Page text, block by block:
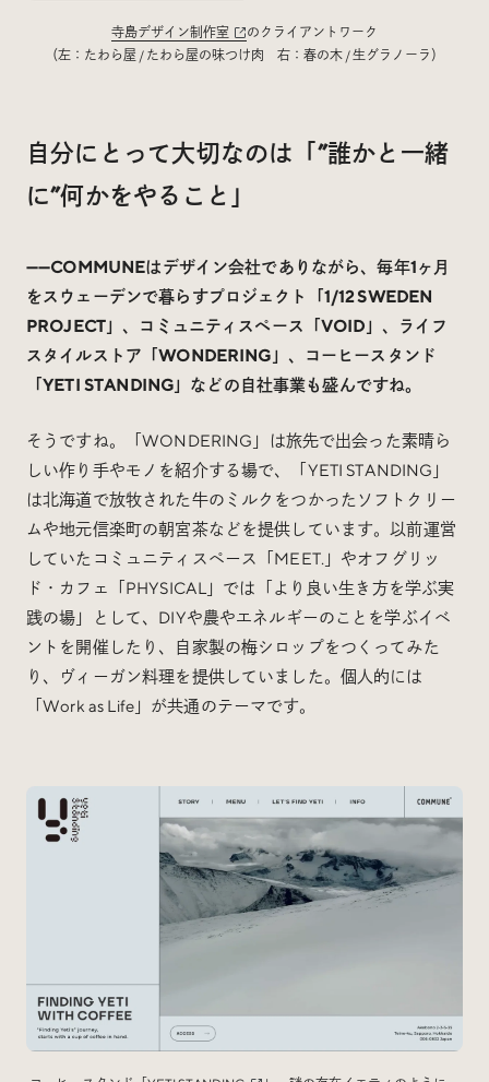
寺島デザイン制作室
のクライアントワーク
（左：たわら屋 / たわら屋の味つけ肉 右：春の木 / 生グラノーラ）
自分にとって大切なのは「”誰かと一緒
に”何かをやること」
——COMMUNEはデザイン会社でありながら、毎年1ヶ月
をスウェーデンで暮らすプロジェクト「1/12 SWEDEN
PROJECT」、コミュニティスペース「VOID」、ライフ
スタイルストア「WONDERING」、コーヒースタンド
「YETI STANDING」などの自社事業も盛んですね。
そうですね。「WONDERING」は旅先で出会った素晴ら
しい作り手やモノを紹介する場で、「YETI STANDING」
は北海道で放牧された牛のミルクをつかったソフトクリー
ムや地元信楽町の朝宮茶などを提供しています。以前運営
していたコミュニティスペース「MEET.」やオフグリッ
ド・カフェ「PHYSICAL」では「より良い生き方を学ぶ実
践の場」として、DIYや農やエネルギーのことを学ぶイベ
ントを開催したり、自家製の梅シロップをつくってみた
り、ヴィーガン料理を提供していました。個人的には
「Work as Life」が共通のテーマです。